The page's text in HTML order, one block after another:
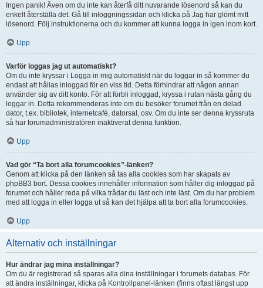
Ingen panik! Även om du inte kan återfå ditt nuvarande lösenord så kan du
enkelt återställa det. Gå till inloggningssidan och klicka på Jag har glömt mitt
lösenord. Följ instruktionerna och du kommer att kunna logga in igen inom kort.
Upp
Varför loggas jag ut automatiskt?
Om du inte kryssar i Logga in mig automatiskt när du loggar in så kommer du
endast att hållas inloggad för en viss tid. Detta förhindrar att någon annan
använder sig av ditt konto. För att förbli inloggad, kryssa i rutan nästa gång du
loggar in. Detta rekommenderas inte om du besöker forumet från en delad
dator, t.ex. bibliotek, internetcafé, datorsal, osv. Om du inte ser denna kryssruta
så har forumadministratören inaktiverat denna funktion.
Upp
Vad gör “Ta bort alla forumcookies”-länken?
Genom att klicka på den länken så tas alla cookies som har skapats av
phpBB3 bort. Dessa cookies innehåller information som håller dig inloggad på
forumet och håller reda på vilka trådar du läst och inte läst. Om du har problem
med att logga in eller logga ut så kan det hjälpa att ta bort alla forumcookies.
Upp
Alternativ och inställningar
Hur ändrar jag mina inställningar?
Om du är registrerad så sparas alla dina inställningar i forumets databas. För
att ändra inställningar, klicka på Kontrollpanel-länken (finns oftast längst upp